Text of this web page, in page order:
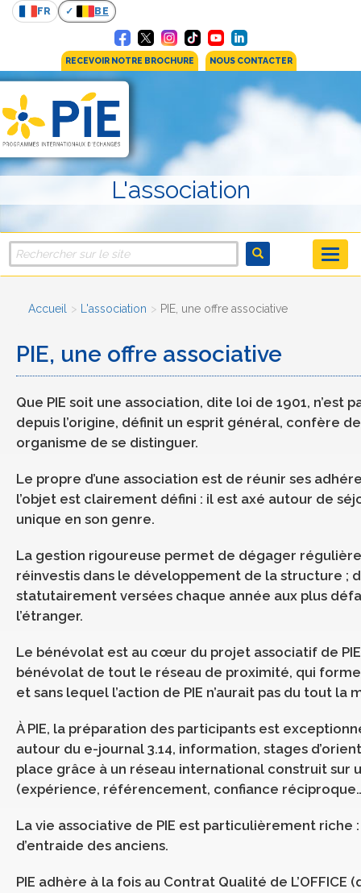
FR BE
RECEVOIR NOTRE BROCHURE NOUS CONTACTER
L'association
Accueil L'association PIE, une offre associative
PIE, une offre associative
Que PIE soit une association, dite loi de 1901,
depuis l’origine, définit un esprit général, confère
organisme de se distinguer.
Le propre d’une association est de réunir ses
l’objet est clairement défini : il est axé autour de
unique en son genre.
La gestion rigoureuse permet de dégager
réinvestis dans le développement de la structure ;
statutairement versées chaque année aux plus
l’étranger.
Le bénévolat est au cœur du projet associatif de
bénévolat de tout le réseau de proximité, qui
et sans lequel l’action de PIE n’aurait pas du tout la
À PIE, la préparation des participants est
autour du e-journal 3.14, information, stages
place grâce à un réseau international construit sur
(expérience, référencement, confiance
La vie associative de PIE est particulièrement
d’entraide des anciens.
PIE adhère à la fois au Contrat Qualité de